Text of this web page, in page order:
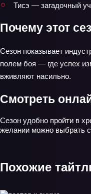
Тисэ — загадочный
Почему этот
Сезон показывает
полем боя — где успех
вживляют насильно.
Смотреть
Сезон удобно пройти в
желании можно выбрать
Похожие